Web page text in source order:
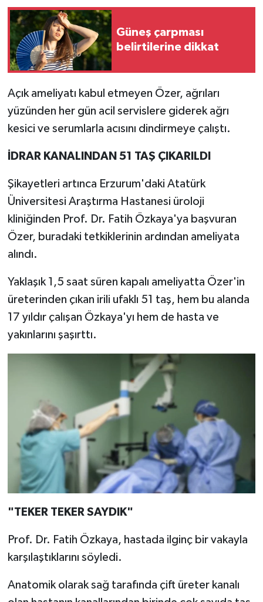
Güneş çarpması
belirtilerine dikkat
Açık ameliyatı kabul etmeyen Özer, ağrıları
yüzünden her gün acil servislere giderek ağrı
kesici ve serumlarla acısını dindirmeye çalıştı.
İDRAR KANALINDAN 51 TAŞ ÇIKARILDI
Şikayetleri artınca Erzurum'daki Atatürk
Üniversitesi Araştırma Hastanesi üroloji
kliniğinden Prof. Dr. Fatih Özkaya'ya başvuran
Özer, buradaki tetkiklerinin ardından ameliyata
alındı.
Yaklaşık 1,5 saat süren kapalı ameliyatta Özer'in
üreterinden çıkan irili ufaklı 51 taş, hem bu alanda
17 yıldır çalışan Özkaya'yı hem de hasta ve
yakınlarını şaşırttı.
"TEKER TEKER SAYDIK"
Prof. Dr. Fatih Özkaya, hastada ilginç bir vakayla
karşılaştıklarını söyledi.
Anatomik olarak sağ tarafında çift üreter kanalı